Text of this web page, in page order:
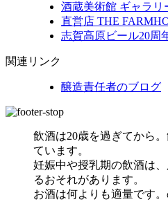
酒蔵美術館 ギャラリ
直営店 THE
志賀高原ビール20周
関連リンク
醸造責任者のブログ
飲酒は20歳を過ぎてから
ています。
妊娠中や授乳期の飲酒は
るおそれがあります。
お酒は何よりも適量です